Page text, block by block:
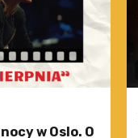
w Oslo. O